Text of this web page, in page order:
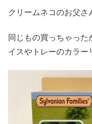
クリームネコのお父
同じもの買っちゃった
イスやトレーのカラー